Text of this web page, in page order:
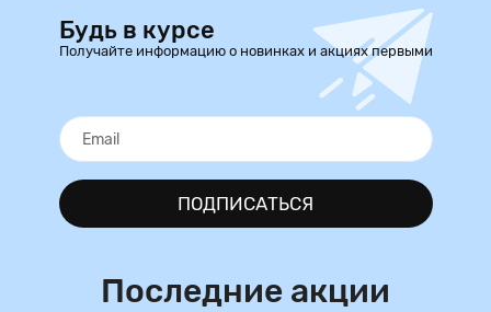
Будь в курсе
Получайте информацию о новинках и акциях первыми
ПОДПИСАТЬСЯ
Последние акции